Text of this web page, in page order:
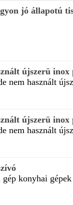
jó állapotú
újszerü inox
nem használt
újszerü inox
nem használt
konyhai